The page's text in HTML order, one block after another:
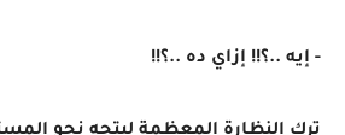
- إيه ..؟!! إزاي ده ..؟!!